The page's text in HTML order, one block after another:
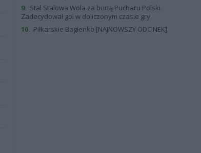
9. Stal Stalowa Wola za burtą Pucharu Polski.
Zadecydował gol w doliczonym czasie gry
10. Piłkarskie Bagienko [NAJNOWSZY ODCINEK]